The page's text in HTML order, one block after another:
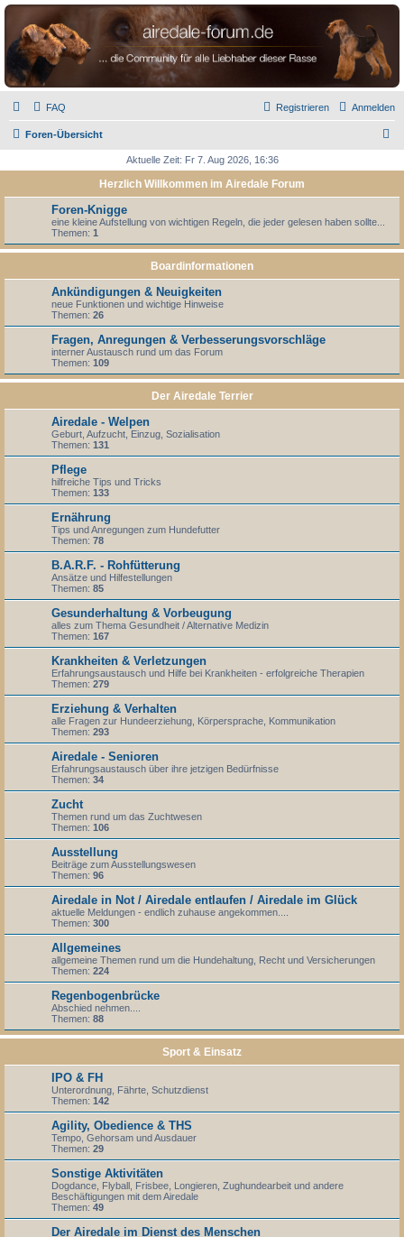
airedale-forum.de
FAQ Anmelden
Registrieren
Foren-Übersicht
h
Aktuelle Zeit: Fr 7. Aug 2026, 16:36
Herzlich Willkommen im Airedale Forum
Foren-Knigge
eine kleine Aufstellung von wichtigen Regeln, die jeder gelesen haben sollte...
Themen: 1
Boardinformationen
Ankündigungen & Neuigkeiten
neue Funktionen und wichtige Hinweise
Themen: 26
Fragen, Anregungen & Verbesserungsvorschläge
interner Austausch rund um das Forum
Themen: 109
Der Airedale Terrier
Airedale - Welpen
Geburt, Aufzucht, Einzug, Sozialisation
Themen: 131
Pflege
hilfreiche Tips und Tricks
Themen: 133
Ernährung
Tips und Anregungen zum Hundefutter
Themen: 78
B.A.R.F. - Rohfütterung
Ansätze und Hilfestellungen
Themen: 85
Gesunderhaltung & Vorbeugung
alles zum Thema Gesundheit / Alternative Medizin
Themen: 167
Krankheiten & Verletzungen
Erfahrungsaustausch und Hilfe bei Krankheiten - erfolgreiche Therapien
Themen: 279
Erziehung & Verhalten
alle Fragen zur Hundeerziehung, Körpersprache, Kommunikation
Themen: 293
Airedale - Senioren
Erfahrungsaustausch über ihre jetzigen Bedürfnisse
Themen: 34
Zucht
Themen rund um das Zuchtwesen
Themen: 106
Ausstellung
Beiträge zum Ausstellungswesen
Themen: 96
Airedale in Not / Airedale entlaufen / Airedale im Glück
aktuelle Meldungen - endlich zuhause angekommen....
Themen: 300
Allgemeines
allgemeine Themen rund um die Hundehaltung, Recht und Versicherungen
Themen: 224
Regenbogenbrücke
Abschied nehmen....
Themen: 88
Sport & Einsatz
IPO & FH
Unterordnung, Fährte, Schutzdienst
Themen: 142
Agility, Obedience & THS
Tempo, Gehorsam und Ausdauer
Themen: 29
Sonstige Aktivitäten
Dogdance, Flyball, Frisbee, Longieren, Zughundearbeit und andere
Beschäftigungen mit dem Airedale
Themen: 49
Der Airedale im Dienst des Menschen